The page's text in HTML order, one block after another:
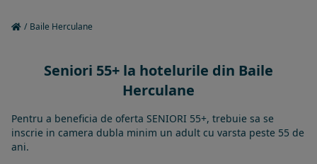
/ Baile Herculane
Seniori 55+ la hotelurile din Baile
Herculane
Pentru a beneficia de oferta SENIORI 55+, trebuie sa se
inscrie in camera dubla minim un adult cu varsta peste 55 de
ani.